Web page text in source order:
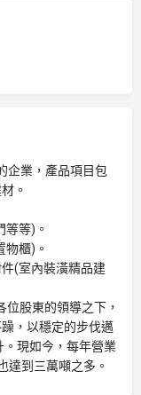
企業，產品項目包
。
等)。
櫃)。
(室內裝潢精品建
股東的領導之下，
，以穩定的步伐邁
現如今，每年營業
達到三萬噸之多。